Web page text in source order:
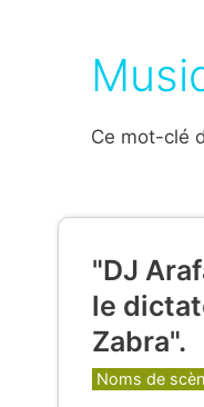
Ce mot-clé
"DJ
le
Zabra".
Catégories
Noms de